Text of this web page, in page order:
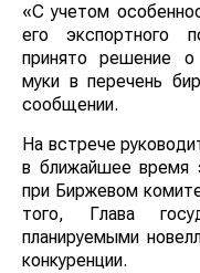
«С учетом
его экспортного
принято решение о
муки в перечень
сообщении.
На встрече
в ближайшее время
при Биржевом
того, Глава
планируемыми
конкуренции.